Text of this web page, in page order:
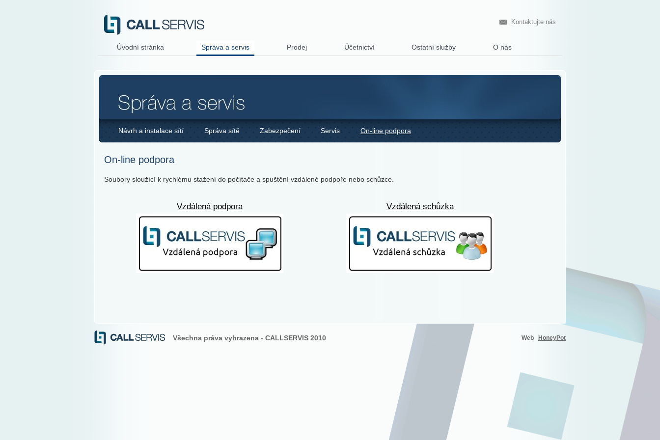
Kontaktujte nás
Úvodní stránka Správa a servis Prodej Účetnictví Ostatní služby O nás
Návrh a instalace sítí Správa sítě Zabezpečení Servis On-line podpora
On-line podpora
Soubory sloužící k rychlému stažení do počítače a spuštění vzdálené podpoře nebo schůzce.
Vzdálená podpora Vzdálená schůzka
HoneyPot
Web
Všechna práva vyhrazena - CALLSERVIS 2010